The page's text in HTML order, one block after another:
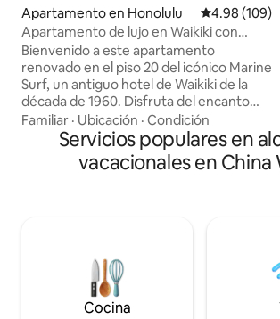
Apartamento en Honolulu Calificación
4.98 (109)
Apartamento de lujo en Waikiki con
encanto retro y aparcamiento
GRATUITO
Bienvenido a este apartamento
renovado en el piso 20 del icónico Marine
Surf, un antiguo hotel de Waikiki de la
década de 1960. Disfruta del encanto
vintage con lujo moderno, que incluye
vista parcial al mar, aparcamiento
subterráneo GRATUITO, internet
ultrarrápido de 1 gigabitio, aire
y un sofá cama, es perfecto para parejas
o familias. Reserva hoy tu pedacito de
paraíso y descubre la esencia del lujo de
Familiar · Ubicación · Condición
Servicios populares en
vacacionales en China
Cocina